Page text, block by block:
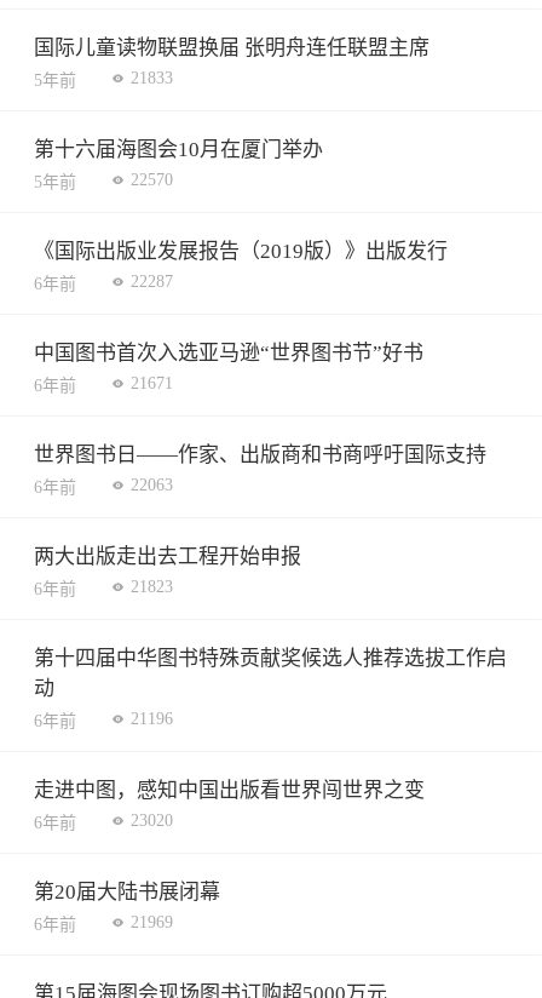
国际儿童读物联盟换届 张明舟连任联盟主席
5年前 21833
第十六届海图会10月在厦门举办
5年前 22570
《国际出版业发展报告（2019版）》出版发行
6年前 22287
中国图书首次入选亚马逊“世界图书节”好书
6年前 21671
世界图书日——作家、出版商和书商呼吁国际支持
6年前 22063
两大出版走出去工程开始申报
6年前 21823
第十四届中华图书特殊贡献奖候选人推荐选拔工作启
动
6年前 21196
走进中图，感知中国出版看世界闯世界之变
6年前 23020
第20届大陆书展闭幕
6年前 21969